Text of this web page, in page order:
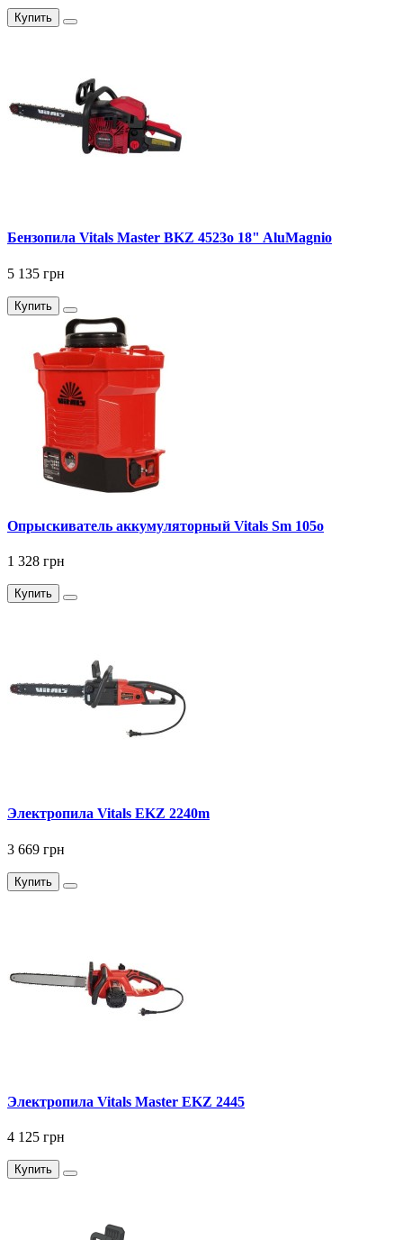
Купить
Бензопила Vitals Master BKZ 4523o 18" AluMagnio
5 135 грн
Купить
Опрыскиватель аккумуляторный Vitals Sm 105о
1 328 грн
Купить
Электропила Vitals EKZ 2240m
3 669 грн
Купить
Электропила Vitals Master EKZ 2445
4 125 грн
Купить